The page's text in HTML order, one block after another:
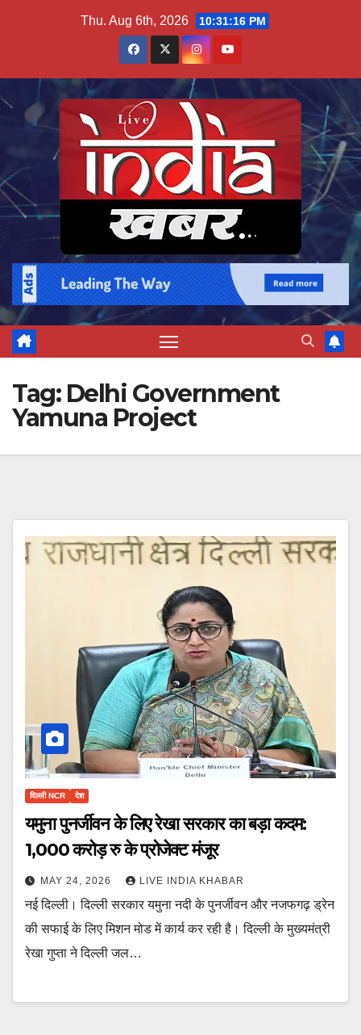
Thu. Aug 6th, 2026 10:31:17 PM
Tag: Delhi Government
Yamuna Project
दिल्ली NCR देश
यमुना पुनर्जीवन के लिए रेखा सरकार का बड़ा कदम:
1,000 करोड़ रु के प्रोजेक्ट मंजूर
MAY 24, 2026 LIVE INDIA KHABAR
नई दिल्ली। दिल्ली सरकार यमुना नदी के पुनर्जीवन और नजफगढ़ ड्रेन
की सफाई के लिए मिशन मोड में कार्य कर रही है। दिल्ली के मुख्यमंत्री
रेखा गुप्ता ने दिल्ली जल…